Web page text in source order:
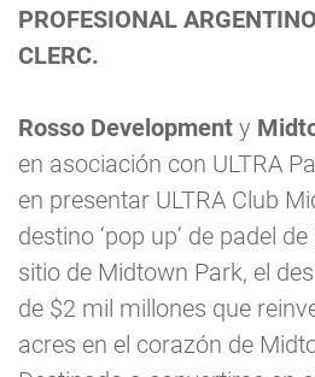
PROFESIONAL
CLERC.
Rosso Development y
en asociación con ULTRA
en presentar ULTRA Club
destino ‘pop up’ de padel
sitio de Midtown Park, el
de $2 mil millones que
acres en el corazón de